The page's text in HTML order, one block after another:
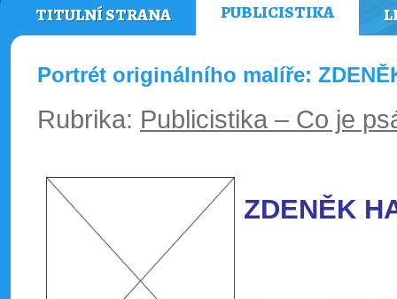
TITULNÍ STRANA PUBLICISTIKA
Portrét originálního malíře:
Rubrika: Publicistika – Co je
ZDENĚK